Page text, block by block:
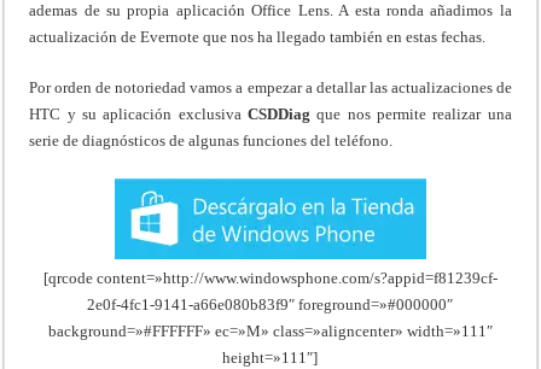
ademas de su propia aplicación Office Lens. A esta ronda añadimos la
actualización de Evernote que nos ha llegado también en estas fechas.
Por orden de notoriedad vamos a empezar a detallar las actualizaciones de
HTC y su aplicación exclusiva CSDDiag que nos permite realizar una
serie de diagnósticos de algunas funciones del teléfono.
[qrcode content=»http://www.windowsphone.com/s?appid=f81239cf-
2e0f-4fc1-9141-a66e080b83f9″ foreground=»#000000″
background=»#FFFFFF» ec=»M» class=»aligncenter» width=»111″
height=»111″]